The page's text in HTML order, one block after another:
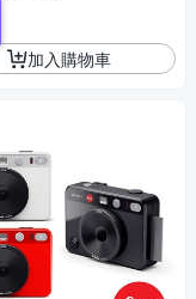
加入購物車